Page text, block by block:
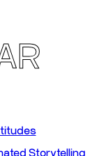
Storytelling